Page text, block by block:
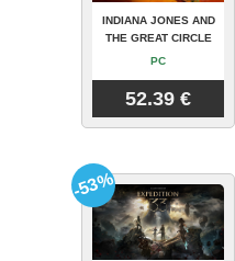
INDIANA JONES AND
THE GREAT CIRCLE
PC
52.39 €
-53%